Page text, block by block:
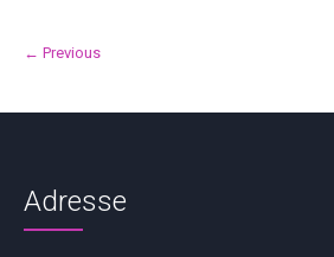
← Previous
Adresse